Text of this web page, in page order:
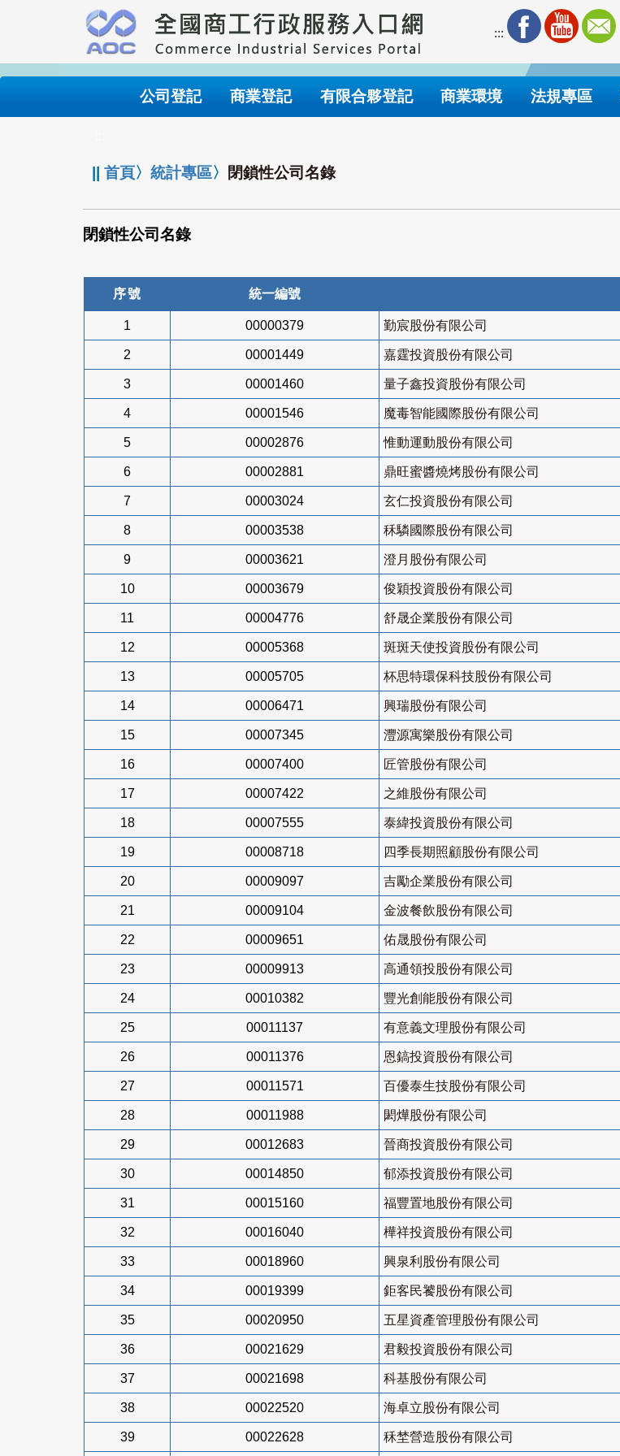
要
內
:::
公司登記 商業登記 有限合夥登記 商業環境 法規專區
||首頁〉統計專區〉 閉鎖性公司名錄
閉鎖性公司名錄
序號 統一編號
1 00000379 勤宸股份有限公司
2 00001449 嘉霆投資股份有限公司
3 00001460 量子鑫投資股份有限公司
4 00001546 魔毒智能國際股份有限公司
5 00002876 惟動運動股份有限公司
6 00002881 鼎旺蜜醬燒烤股份有限公司
7 00003024 玄仁投資股份有限公司
8 00003538 秝驎國際股份有限公司
9 00003621 澄月股份有限公司
10 00003679 俊穎投資股份有限公司
11 00004776 舒晟企業股份有限公司
12 00005368 斑斑天使投資股份有限公司
13 00005705 杯思特環保科技股份有限公司
14 00006471 興瑞股份有限公司
15 00007345 灃源寓樂股份有限公司
16 00007400 匠管股份有限公司
17 00007422 之維股份有限公司
18 00007555 泰緯投資股份有限公司
19 00008718 四季長期照顧股份有限公司
20 00009097 吉勵企業股份有限公司
21 00009104 金波餐飲股份有限公司
22 00009651 佑晟股份有限公司
23 00009913 高通領投股份有限公司
24 00010382 豐光創能股份有限公司
25 00011137 有意義文理股份有限公司
26 00011376 恩鎬投資股份有限公司
27 00011571 百優泰生技股份有限公司
28 00011988 閎燁股份有限公司
29 00012683 晉商投資股份有限公司
30 00014850 郁添投資股份有限公司
31 00015160 福豐置地股份有限公司
32 00016040 樺祥投資股份有限公司
33 00018960 興泉利股份有限公司
34 00019399 鉅客民饕股份有限公司
35 00020950 五星資產管理股份有限公司
36 00021629 君毅投資股份有限公司
37 00021698 科基股份有限公司
38 00022520 海卓立股份有限公司
39 00022628 秝埜營造股份有限公司